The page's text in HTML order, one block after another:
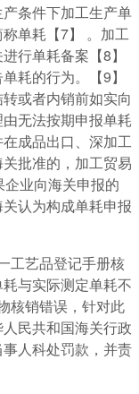
条件下加工生产单
单耗【7】 。加工
行单耗备案【8】
耗的行为。【9】
或者内销前如实向
无法按期申报单耗
成品出口、深加工
批准的，加工贸易
业向海关申报的
认为构成单耗申报
工艺品登记手册核
与实际测定单耗不
核销错误，针对此
民共和国海关行政
人科处罚款，并责